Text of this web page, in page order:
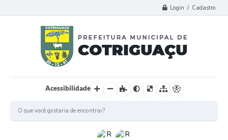
Login / Cadastro
Acessibilidade